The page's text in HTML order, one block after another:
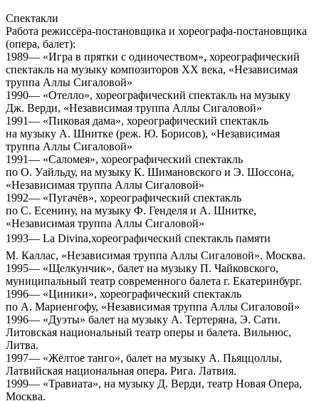
Спектакли
Работа режиссёра-постановщика и хореографа-постановщика
(опера, балет):
1989— «Игра в прятки с одиночеством», хореографический
спектакль на музыку композиторов XX века, «Независимая
труппа Аллы Сигаловой»
1990— «Отелло», хореографический спектакль на музыку
Дж. Верди, «Независимая труппа Аллы Сигаловой»
1991— «Пиковая дама», хореографический спектакль
на музыку А. Шнитке (реж. Ю. Борисов), «Независимая
труппа Аллы Сигаловой»
1991— «Саломея», хореографический спектакль
по О. Уайльду, на музыку К. Шимановского и Э. Шоссона,
«Независимая труппа Аллы Сигаловой»
1992— «Пугачёв», хореографический спектакль
по С. Есенину, на музыку Ф. Генделя и А. Шнитке,
«Независимая труппа Аллы Сигаловой»
1993— La Divina,хореографический спектакль памяти
М. Каллас, «Независимая труппа Аллы Сигаловой». Москва.
1995— «Щелкунчик», балет на музыку П. Чайковского,
муниципальный театр современного балета г. Екатеринбург.
1996— «Циники», хореографический спектакль
по А. Мариенгофу, «Независимая труппа Аллы Сигаловой»
1996— «Дуэты» балет на музыку А. Тертеряна, Э. Сати.
Литовская национальный театр оперы и балета. Вильнюс,
Литва.
1997— «Жёлтое танго», балет на музыку А. Пьяццоллы,
Латвийская национальная опера. Рига. Латвия.
1999— «Травиата», на музыку Д. Верди, театр Новая Опера,
Москва.